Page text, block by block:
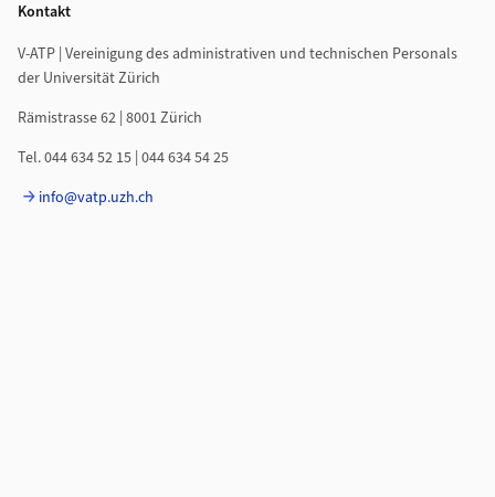
Kontakt
V-ATP | Vereinigung des administrativen und technischen Personals
der Universität Zürich
Rämistrasse 62 | 8001 Zürich
Tel. 044 634 52 15 | 044 634 54 25
info@vatp.uzh.ch